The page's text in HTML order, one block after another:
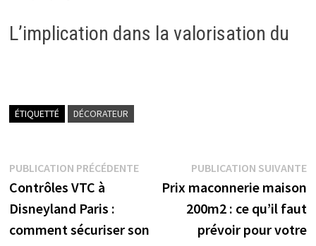
L’implication dans la valorisation du
ÉTIQUETTÉ DÉCORATEUR
Navigation
de
l’article
PUBLICATION PRÉCÉDENTEPublication
précédente :
Contrôles VTC à
Disneyland Paris :
comment sécuriser son
PUBLICATION SUIVANTE
Prix maconnerie maison
200m2 : ce qu’il faut
prévoir pour votre